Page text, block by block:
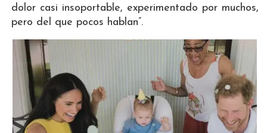
dolor casi insoportable, experimentado por muchos,
pero del que pocos hablan”.